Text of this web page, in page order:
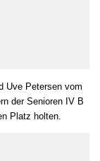
Uve Petersen vom
der Senioren IV B
Platz holten.